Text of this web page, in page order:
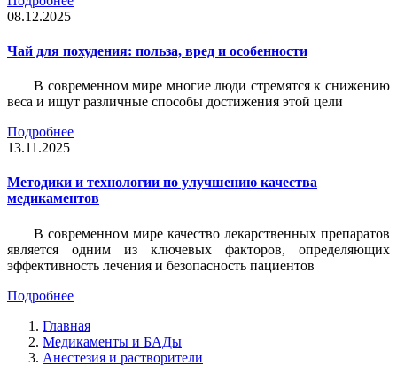
08.12.2025
Чай для похудения: польза, вред и особенности
В современном мире многие люди стремятся к снижению
веса и ищут различные способы достижения этой цели
Подробнее
13.11.2025
Методики и технологии по улучшению качества
медикаментов
В современном мире качество лекарственных препаратов
является одним из ключевых факторов, определяющих
эффективность лечения и безопасность пациентов
Подробнее
Главная
Медикаменты и БАДы
Анестезия и растворители